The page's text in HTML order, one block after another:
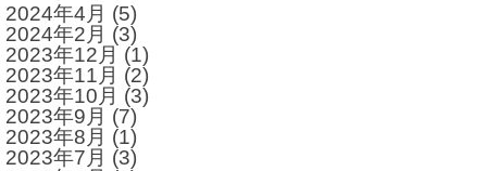
2024年4月 (5)
2024年2月 (3)
2023年12月 (1)
2023年11月 (2)
2023年10月 (3)
2023年9月 (7)
2023年8月 (1)
2023年7月 (3)